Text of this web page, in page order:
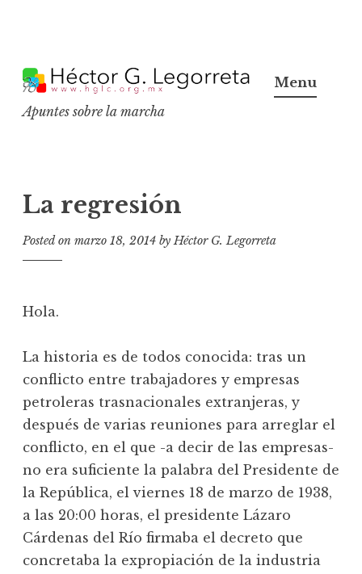
k
p
c
o
n
t
n
Apuntes sobre la marcha
Menu
La regresión
Posted on marzo 18, 2014 byHéctor G. Legorreta
Hola.
La historia es de todos conocida: tras un
conflicto entre trabajadores y empresas
petroleras trasnacionales extranjeras, y
después de varias reuniones para arreglar el
conflicto, en el que -a decir de las empresas-
no era suficiente la palabra del Presidente de
la República, el viernes 18 de marzo de 1938,
a las 20:00 horas, el presidente Lázaro
Cárdenas del Río firmaba el decreto que
concretaba la expropiación de la industria